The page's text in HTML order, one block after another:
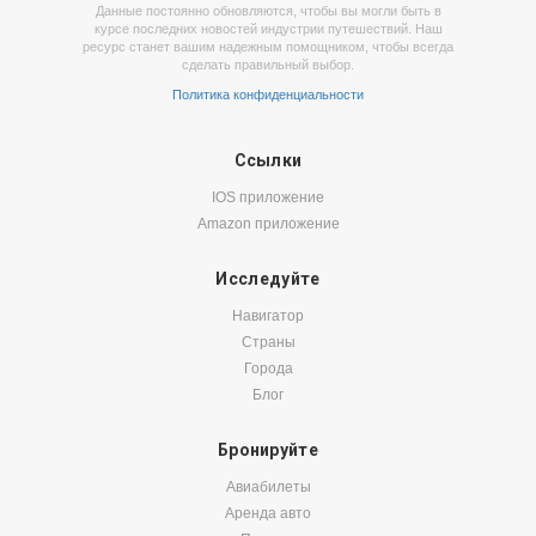
Данные постоянно обновляются, чтобы вы могли быть в
курсе последних новостей индустрии путешествий. Наш
ресурс станет вашим надежным помощником, чтобы всегда
сделать правильный выбор.
Политика конфиденциальности
Ссылки
IOS приложение
Amazon приложение
Исследуйте
Навигатор
Страны
Города
Блог
Бронируйте
Авиабилеты
Аренда авто